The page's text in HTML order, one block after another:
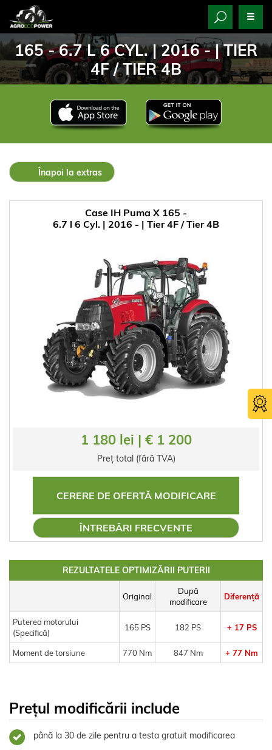
165 - 6.7 L 6 CYL. | 2016 - | TIER
4F / TIER 4B
Înapoi la extras
Case IH Puma X 165 -
6.7 l 6 Cyl. | 2016 - | Tier 4F / Tier 4B
1 180 lei | € 1 200
Preț total (fără TVA)
CERERE DE OFERTĂ MODIFICARE
ÎNTREBĂRI FRECVENTE
REZULTATELE OPTIMIZĂRII PUTERII
Original
După
modificare
Diferență
Puterea motorului
(Specifică)
165 PS 182 PS + 17 PS
Moment de torsiune 770 Nm 847 Nm + 77 Nm
Prețul modificării include
până la 30 de zile pentru a testa gratuit modificarea